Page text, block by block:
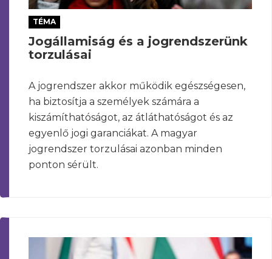
TÉMA
Jogállamiság és a jogrendszerünk
torzulásai
A jogrendszer akkor működik egészségesen,
ha biztosítja a személyek számára a
kiszámíthatóságot, az átláthatóságot és az
egyenlő jogi garanciákat. A magyar
jogrendszer torzulásai azonban minden
ponton sérült.